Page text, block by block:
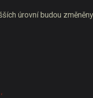
úrovní budou